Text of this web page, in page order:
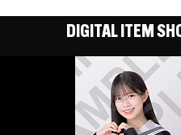
DIGITAL ITEM